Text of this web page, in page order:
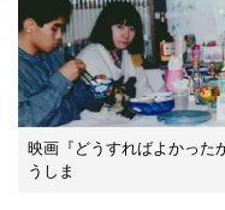
映画『どうすればよかった
うしま